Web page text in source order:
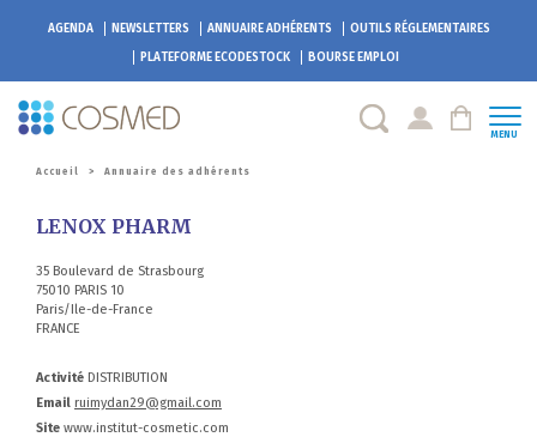
AGENDA NEWSLETTERS ANNUAIRE ADHÉRENTS
OUTILS RÉGLEMENTAIRES
PLATEFORMEECODESTOCK BOURSE EMPLOI
MENU
Accueil > Annuaire des adhérents
LENOX PHARM
35 Boulevard de Strasbourg
75010 PARIS 10
Paris/Ile-de-France
FRANCE
Activité DISTRIBUTION
Email ruimydan29@gmail.com
Site www.institut-cosmetic.com